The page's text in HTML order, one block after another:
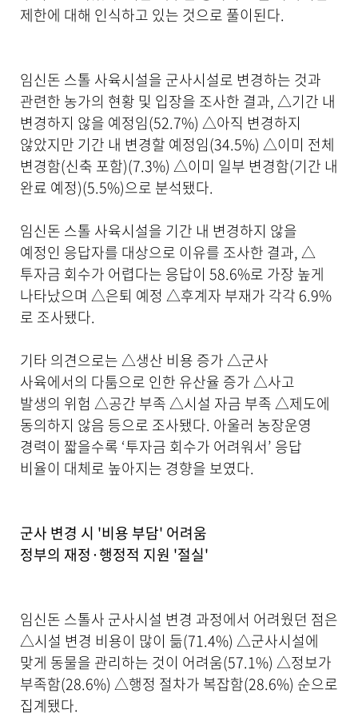
제한에 대해 인식하고 있는 것으로 풀이된다.
임신돈 스톨 사육시설을 군사시설로 변경하는 것과
관련한 농가의 현황 및 입장을 조사한 결과, △기간 내
변경하지 않을 예정임(52.7%) △아직 변경하지
않았지만 기간 내 변경할 예정임(34.5%) △이미 전체
변경함(신축 포함)(7.3%) △이미 일부 변경함(기간 내
완료 예정)(5.5%)으로 분석됐다.
임신돈 스톨 사육시설을 기간 내 변경하지 않을
예정인 응답자를 대상으로 이유를 조사한 결과, △
투자금 회수가 어렵다는 응답이 58.6%로 가장 높게
나타났으며 △은퇴 예정 △후계자 부재가 각각 6.9%
로 조사됐다.
기타 의견으로는 △생산 비용 증가 △군사
사육에서의 다툼으로 인한 유산율 증가 △사고
발생의 위험 △공간 부족 △시설 자금 부족 △제도에
동의하지 않음 등으로 조사됐다. 아울러 농장운영
경력이 짧을수록 ‘투자금 회수가 어려워서’ 응답
비율이 대체로 높아지는 경향을 보였다.
군사 변경 시 '비용 부담' 어려움
정부의 재정·행정적 지원 '절실'
임신돈 스톨사 군사시설 변경 과정에서 어려웠던 점은
△시설 변경 비용이 많이 듦(71.4%) △군사시설에
맞게 동물을 관리하는 것이 어려움(57.1%) △정보가
부족함(28.6%) △행정 절차가 복잡함(28.6%) 순으로
집계됐다.